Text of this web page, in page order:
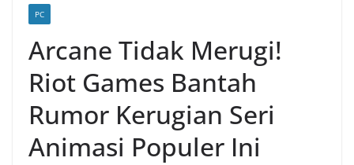
PC
Arcane Tidak Merugi!
Riot Games Bantah
Rumor Kerugian Seri
Animasi Populer Ini